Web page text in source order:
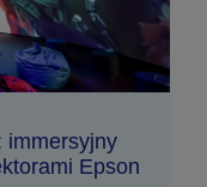
immersyjny
Epson